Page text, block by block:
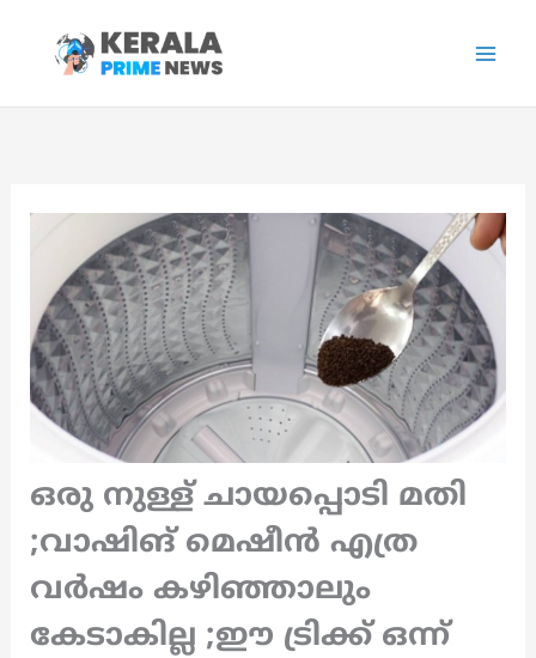
content
ഒരു നുള്ള് ചായപ്പൊടി മതി
;വാഷിങ് മെഷീൻ എത്ര
വർഷം കഴിഞ്ഞാലും
കേടാകില്ല ;ഈ ട്രിക്ക് ഒന്ന്